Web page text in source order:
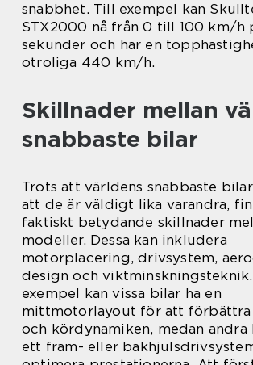
snabbhet. Till exempel kan
STX2000 nå från 0 till 100 km/h
sekunder och har en
otroliga 440 km/h.
Skillnader mellan
snabbaste bilar
Trots att världens snabbaste
att de är väldigt lika varandra,
faktiskt betydande skillnader
modeller. Dessa kan inkludera
motorplacering, drivsystem,
design och
exempel kan vissa bilar ha en
mittmotorlayout för att förbättra
och kördynamiken, medan andra
ett fram- eller